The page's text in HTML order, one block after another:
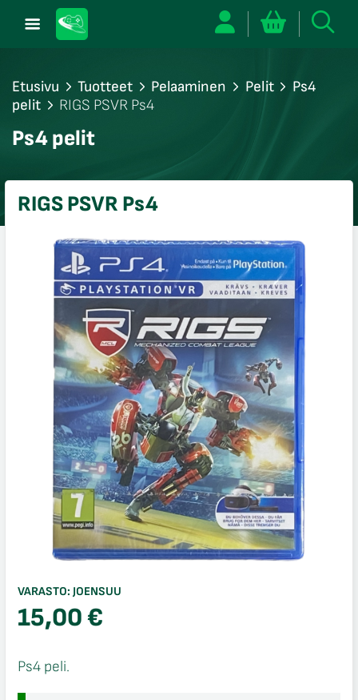
Etusivu Tuotteet Pelaaminen Pelit
Ps4
pelit
RIGS PSVR Ps4
Ps4 pelit
RIGS PSVR Ps4
VARASTO: JOENSUU
15,00€
Ps4 peli.
sulje
sulje